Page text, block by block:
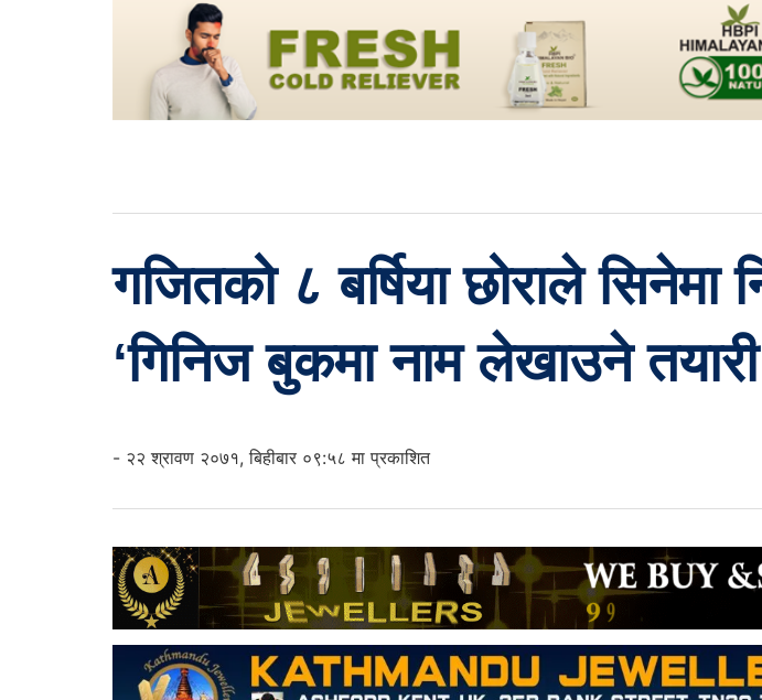
गजितको ८ बर्षिया छोराले सिनेमा
‘गिनिज बुकमा नाम लेखाउने तयारी
- २२ श्रावण २०७१, बिहीबार ०९:५८ मा प्रकाशित